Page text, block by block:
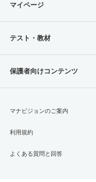
マイページ
テスト・教材
保護者向けコンテンツ
マナビジョンのご案内
利用規約
よくある質問と回答